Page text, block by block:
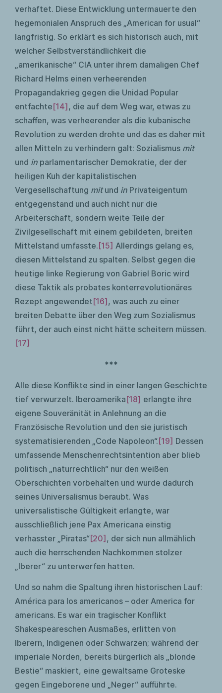
verhaftet. Diese Entwicklung untermauerte den
hegemonialen Anspruch des „American for usual“
langfristig. So erklärt es sich historisch auch, mit
welcher Selbstverständlichkeit die
„amerikanische“ CIA unter ihrem damaligen Chef
Richard Helms einen verheerenden
Propagandakrieg gegen die Unidad Popular
entfachte[14], die auf dem Weg war, etwas zu
schaffen, was verheerender als die kubanische
Revolution zu werden drohte und das es daher mit
allen Mitteln zu verhindern galt: Sozialismus mit
und in parlamentarischer Demokratie, der der
heiligen Kuh der kapitalistischen
Vergesellschaftung mitund in Privateigentum
entgegenstand und auch nicht nur die
Arbeiterschaft, sondern weite Teile der
Zivilgesellschaft mit einem gebildeten, breiten
Mittelstand umfasste. [15] Allerdings gelang es,
diesen Mittelstand zu spalten. Selbst gegen die
heutige linke Regierung von Gabriel Boric wird
diese Taktik als probates konterrevolutionäres
Rezept angewendet[16], was auch zu einer
breiten Debatte über den Weg zum Sozialismus
führt, der auch einst nicht hätte scheitern müssen.
[17]
***
Alle diese Konflikte sind in einer langen Geschichte
tief verwurzelt. Iberoamerika[18] erlangte ihre
eigene Souveränität in Anlehnung an die
Französische Revolution und den sie juristisch
systematisierenden „Code Napoleon“. [19] Dessen
umfassende Menschenrechtsintention aber blieb
politisch „naturrechtlich“ nur den weißen
Oberschichten vorbehalten und wurde dadurch
seines Universalismus beraubt. Was
universalistische Gültigkeit erlangte, war
ausschließlich jene Pax Americana einstig
verhasster „Piratas“[20] , der sich nun allmählich
auch die herrschenden Nachkommen stolzer
„Iberer“ zu unterwerfen hatten.
Und so nahm die Spaltung ihren historischen Lauf:
América para los americanos – oder America for
americans. Es war ein tragischer Konflikt
Shakespeareschen Ausmaßes, erlitten von
Iberern, Indigenen oder Schwarzen; während der
imperiale Norden, bereits bürgerlich als „blonde
Bestie“ maskiert, eine gewaltsame Groteske
gegen Eingeborene und „Neger“ aufführte.